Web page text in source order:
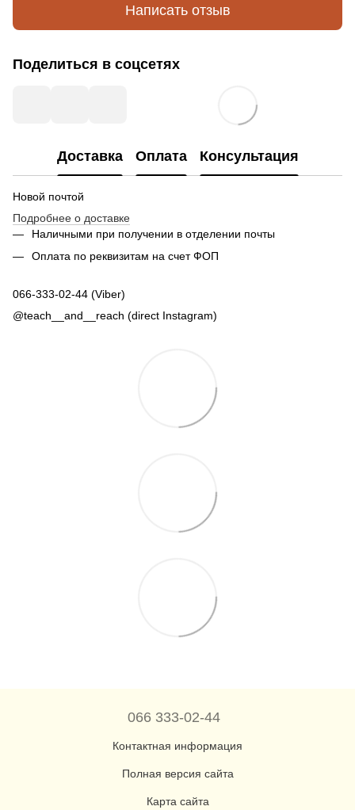
Написать отзыв
Поделиться в соцсетях
Доставка Оплата Консультация
Новой почтой
Подробнее о доставке
Наличными при получении в отделении почты
Оплата по реквизитам на счет ФОП
066-333-02-44 (Viber)
@teach__and__reach (direct Instagram)
066 333-02-44
Контактная информация
Полная версия сайта
Карта сайта